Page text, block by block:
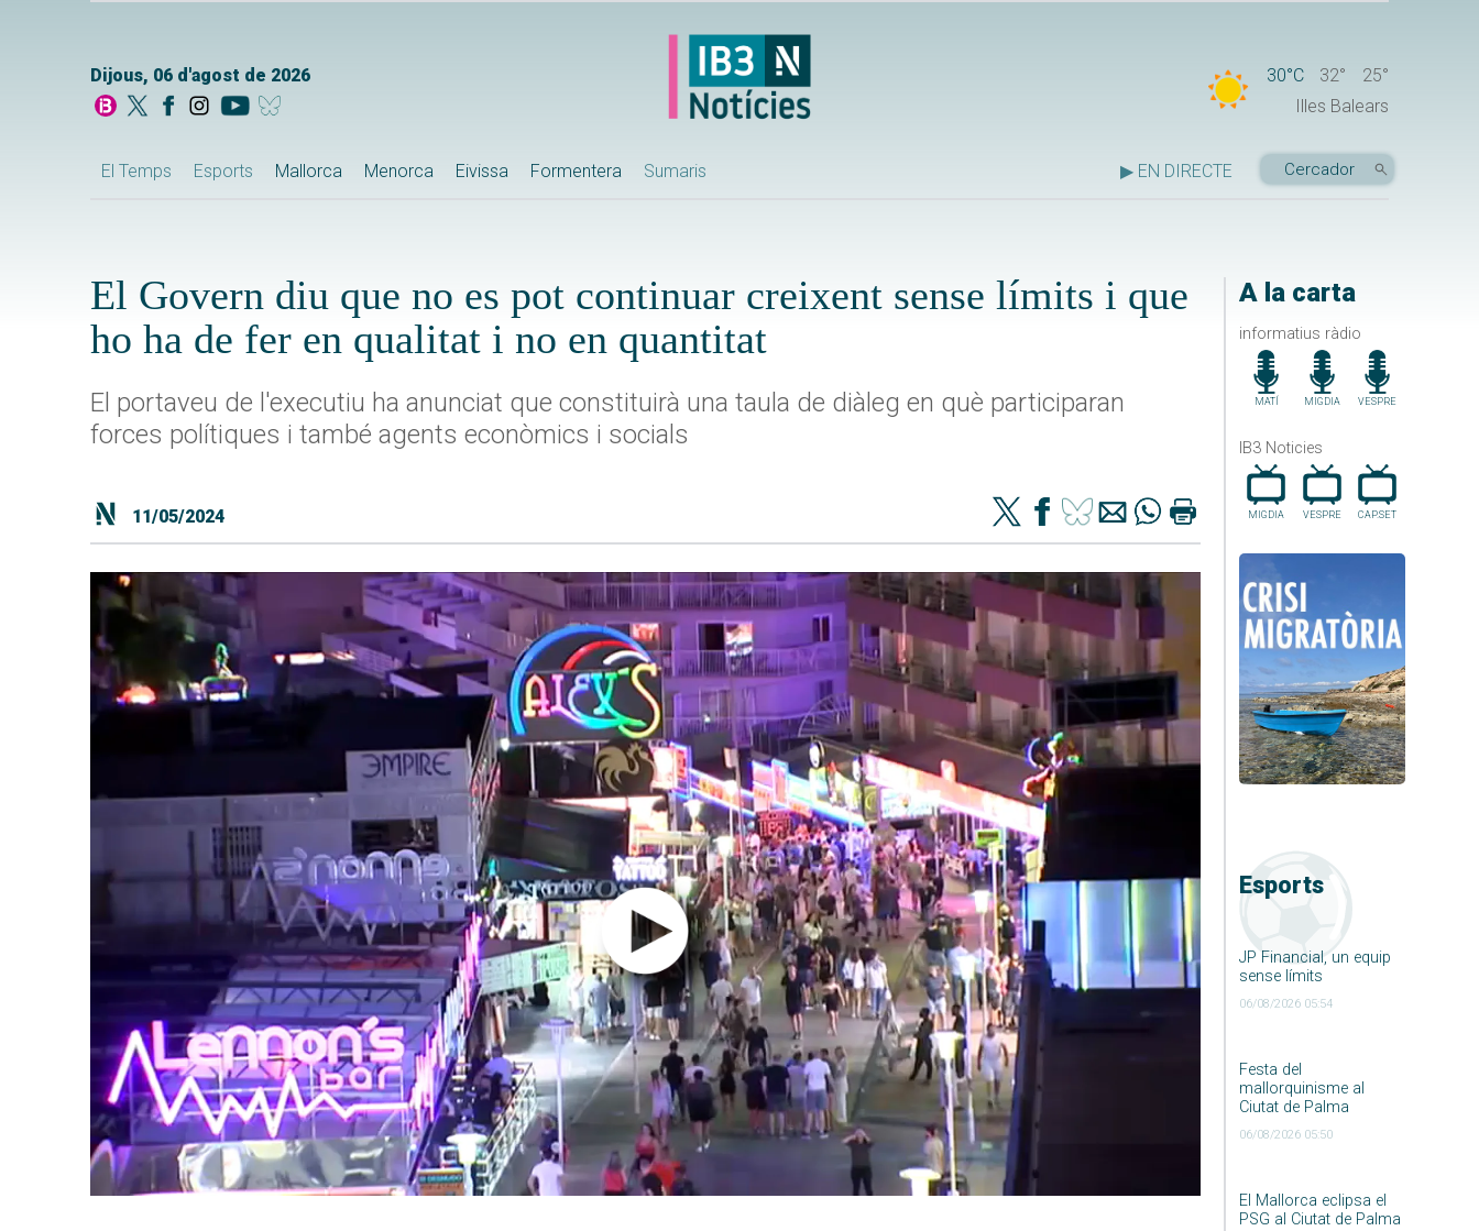
Dijous, 06 d'agost de 2026 30°C 32°
25°
Illes Balears
El Temps Esports Mallorca Menorca Eivissa Formentera Sumaris ▶ EN DIRECTE
A la carta
informatius ràdio
MATÍ MIGDIA VESPRE
IB3 Noticies
MIGDIA VESPRE CAP.SET
Esports
JP Financial, un equip
sense límits
06/08/2026 05:54
Festa del
mallorquinisme al
Ciutat de Palma
06/08/2026 05:50
El Mallorca eclipsa el
PSG al Ciutat de Palma
El Govern diu que no es pot continuar creixent sense límits i que
ho ha de fer en qualitat i no en quantitat
El portaveu de l'executiu ha anunciat que constituirà una taula de diàleg en què participaran
forces polítiques i també agents econòmics i socials
11/05/2024